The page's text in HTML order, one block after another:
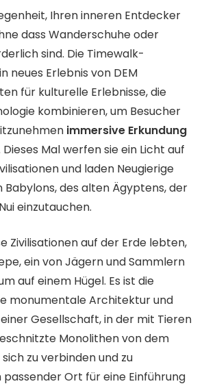
Ihren inneren Entdecker
dass Wanderschuhe oder
sind. Die Timewalk-
neues Erlebnis von DEM
für kulturelle Erlebnisse, die
kombinieren, um Besucher
immersive Erkundung
Dieses Mal werfen sie ein Licht auf
und laden Neugierige
Babylons, des alten Ägyptens, der
einzutauchen.
Zivilisationen auf der Erde lebten,
ein von Jägern und Sammlern
auf einem Hügel. Es ist die
monumentale Architektur und
Gesellschaft, in der mit Tieren
Monolithen von dem
zu verbinden und zu
passender Ort für eine Einführung